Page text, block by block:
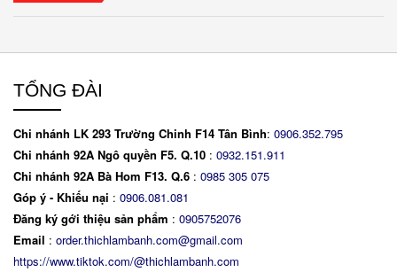
TỔNG ĐÀI
Chi nhánh LK 293 Trường Chinh F14 Tân Bình: 0906.352.795
Chi nhánh 92A Ngô quyền F5. Q.10 : 0932.151.911
Chi nhánh 92A Bà Hom F13. Q.6 : 0985 305 075
Góp ý - Khiếu nại : 0906.081.081
Đăng ký gới thiệu sản phẩm : 0905752076
Email : order.thichlambanh.com@gmail.com
https://www.tiktok.com/@thichlambanh.com